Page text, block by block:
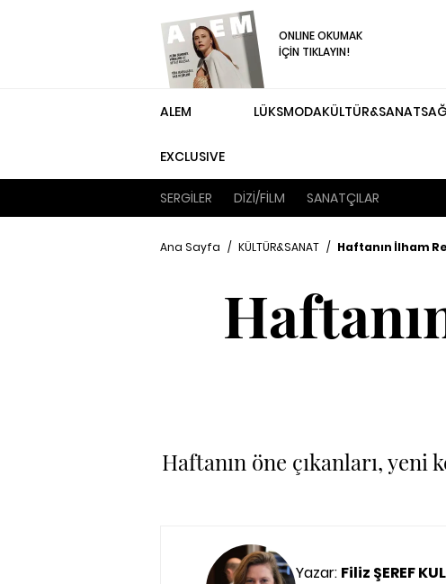
ONLINE OKUMAK
İÇİN TIKLAYIN!
ALEM
EXCLUSIVE
LÜKSMODAKÜLTÜR&SANAT
SERGİLER DİZİ/FİLM SANATÇILAR
Ana Sayfa / KÜLTÜR&SANAT / Haftanın İlham
Haftanın öne çıkanları,
Yazar: Filiz ŞEREF